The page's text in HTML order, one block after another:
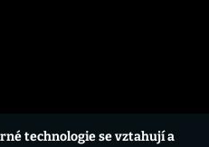
technologie se vztahují a